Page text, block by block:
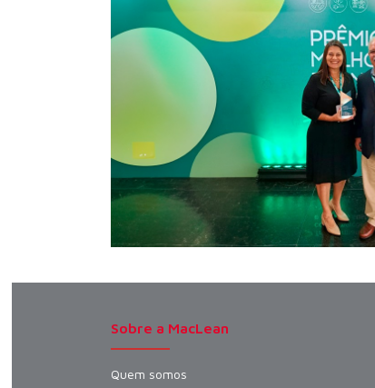
Sobre a MacLean
Quem somos